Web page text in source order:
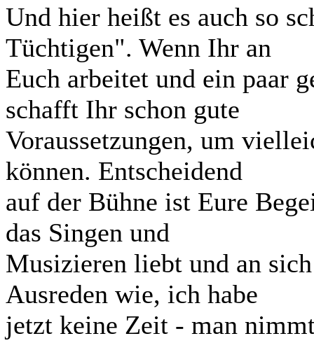
Und hier heißt es auch so
Tüchtigen". Wenn Ihr an
Euch arbeitet und ein paar
schafft Ihr schon gute
Voraussetzungen, um
können. Entscheidend
auf der Bühne ist Eure
das Singen und
Musizieren liebt und an
Ausreden wie, ich habe
jetzt keine Zeit - man